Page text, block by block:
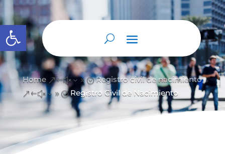
Abrir barra de herramientas
Home &#x39; Registro civil de nacimiento
&#x39; Registro Civil de Nacimiento